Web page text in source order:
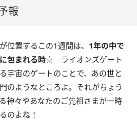
報
位置するこの1週間は、 1年の中で
包まれる時☆ ライオンズゲート
宇宙のゲートのことで、あの世と
のようなところよ。それがちょう
神々やあなたのご先祖さまが一時
のよね！